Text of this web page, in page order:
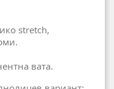
stretch,
вата.